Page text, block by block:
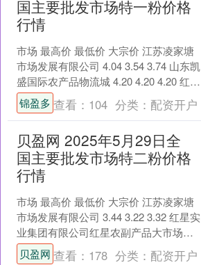
国主要批发市场特一粉价格
行情
市场 最高价 最低价 大宗价 江苏凌家塘
市场发展有限公司 4.04 3.54 3.74 山东凯
盛国际农产品物流城 4.20 4.20 4.20 红星
实业集团有限....
锦盈多 查看： 104 分类： 配资开户
贝盈网 2025年5月29日全
国主要批发市场特二粉价格
行情
市场 最高价 最低价 大宗价 江苏凌家塘
市场发展有限公司 3.44 3.22 3.32 红星实
业集团有限公司红星农副产品大市场
4.48 3.50 3.99 青....
贝盈网 查看： 178 分类： 配资开户